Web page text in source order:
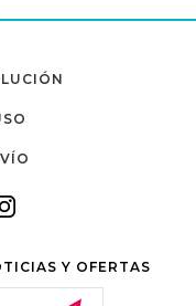
Y OFERTAS